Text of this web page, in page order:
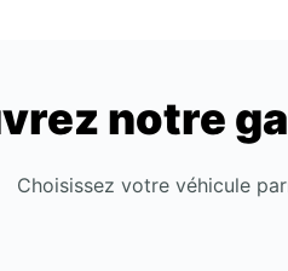
notre
Choisissez votre véhicule